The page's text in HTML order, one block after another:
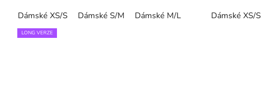
Dámské XS/S Dámské S/M Dámské M/L Dámské XS/S
LONG VERZE